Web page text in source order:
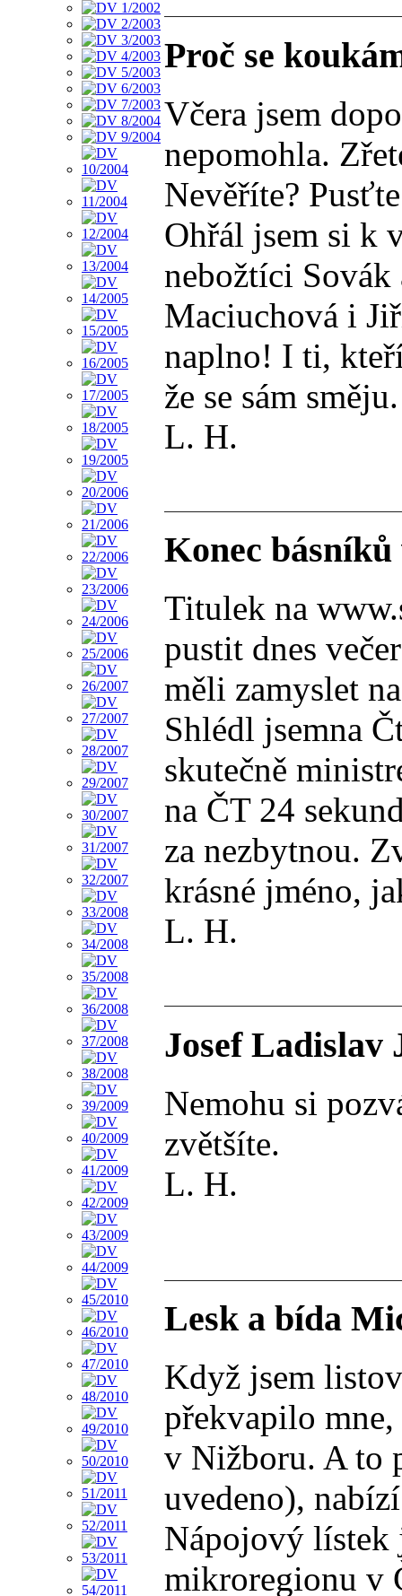
Proč se
Včera jsem
nepomohla.
Nevěříte?
Ohřál jsem si k
nebožtíci
Maciuchová i
naplno! I ti,
že se sám směju.
L. H.
Konec
Titulek na
pustit dnes
měli zamyslet
Shlédl jsemna
skutečně
na ČT 24
za nezbytnou.
krásné jméno,
L. H.
Josef Ladislav
Nemohu si
zvětšíte.
L. H.
Lesk a bída
Když jsem
překvapilo mne,
v Nižboru. A to
uvedeno),
Nápojový lístek
mikroregionu v